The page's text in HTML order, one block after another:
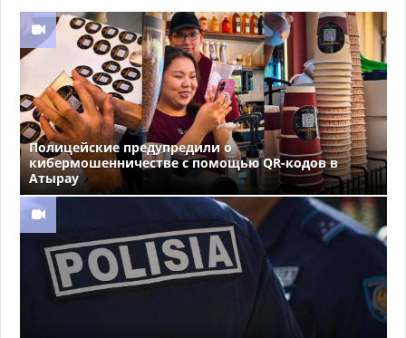
Полицейские предупредили о
кибермошенничестве с помощью QR-кодов в
Атырау